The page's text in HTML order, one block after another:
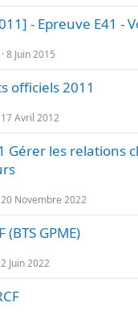
- Epreuve E41 -
8 Juin 2015
officiels 2011
17 Avril 2012
Gérer les relations
20 Novembre 2022
(BTS GPME)
Juin 2022